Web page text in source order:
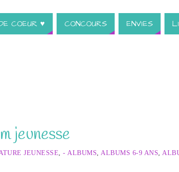
COEUR ♥ CONCOURS ENVIES
jeunesse
JEUNESSE - ALBUMS ALBUMS 6-9 ANS